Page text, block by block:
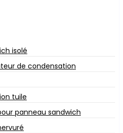
isolé
de condensation
tuile
panneau sandwich